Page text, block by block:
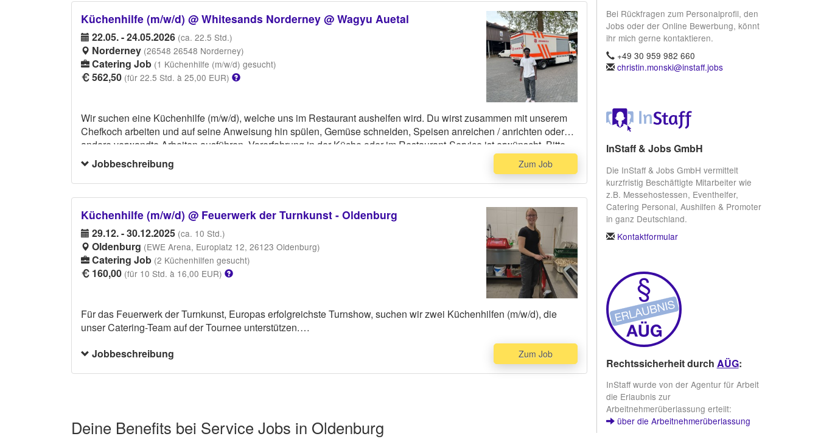
Küchenhilfe (m/w/d) @ Whitesands Norderney @ Wagyu Auetal
22.05. - 24.05.2026 (ca. 22.5 Std.)
Norderney (26548 26548 Norderney)
Catering Job (1 Küchenhilfe (m/w/d) gesucht)
562,50 (für 22.5 Std. à 25,00 EUR)
Wir suchen eine Küchenhilfe (m/w/d), welche uns im Restaurant aushelfen wird. Du wirst zusammen mit unserem
Chefkoch arbeiten und auf seine Anweisung hin spülen, Gemüse schneiden, Speisen anreichen / anrichten oder
andere verwandte Arbeiten ausführen. Vorerfahrung in der Küche oder im Restaurant-Service ist erwünscht. Bitte
schwarze Kleidung tragen.
Jobbeschreibung Zum Job
Küchenhilfe (m/w/d) @ Feuerwerk der Turnkunst - Oldenburg
29.12. - 30.12.2025 (ca. 10 Std.)
Oldenburg (EWE Arena, Europlatz 12, 26123 Oldenburg)
Catering Job (2 Küchenhilfen gesucht)
160,00 (für 10 Std. à 16,00 EUR)
Für das Feuerwerk der Turnkunst, Europas erfolgreichste Turnshow, suchen wir zwei Küchenhilfen (m/w/d), die
unser Catering-Team auf der Tournee unterstützen.
Du arbeitest gemeinsam mit unserem Chefkoch im mobilen Catering-Bereich für Künstler*innen und Crew. Zu
Deinen Aufgaben gehören unter anderem das Spülen, Schneiden von Gemüse, Anrichten und Ausgeben von
Jobbeschreibung Zum Job
Deine Benefits bei Service Jobs in Oldenburg
Bei Rückfragen zum Personalprofil, den
Jobs oder der Online Bewerbung, könnt
ihr mich gerne kontaktieren.
+49 30 959 982 660
christin.monski@instaff.jobs
InStaff & Jobs GmbH
Die InStaff & Jobs GmbH vermittelt
kurzfristig Beschäftigte Mitarbeiter wie
z.B. Messehostessen, Eventhelfer,
Catering Personal, Aushilfen & Promoter
in ganz Deutschland.
Kontaktformular
Rechtssicherheit durch AÜG:
InStaff wurde von der Agentur für Arbeit
die Erlaubnis zur
Arbeitnehmerüberlassung erteilt:
über die Arbeitnehmerüberlassung